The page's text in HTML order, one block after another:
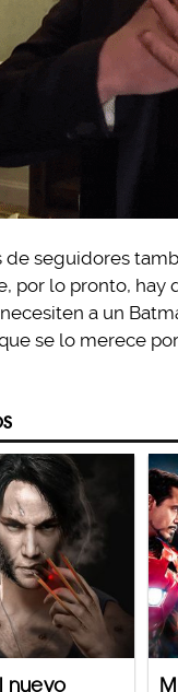
de seguidores
por lo pronto,
a un
se lo merece
nuevo